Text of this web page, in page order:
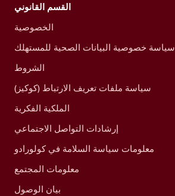
القسم القانوني
الخصوصية
سياسة خصوصية البيانات الصحية للمستهلك
الشروط
سياسة ملفات تعريف الارتباط (كوكيز)
الملكية الفكرية
إرشادات التواصل الاجتماعي
معلومات سياسة السلامة في كولورادو
معلومات المجتمع
بيان الوصول